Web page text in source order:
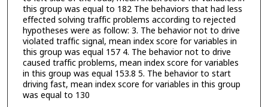
this group was equal to 182 The behaviors that had less
effected solving traffic problems according to rejected
hypotheses were as follow: 3. The behavior not to drive
violated traffic signal, mean index score for variables in
this group was equal 157 4. The behavior not to drive
caused traffic problems, mean index score for variables
in this group was equal 153.8 5. The behavior to start
driving fast, mean index score for variables in this group
was equal to 130